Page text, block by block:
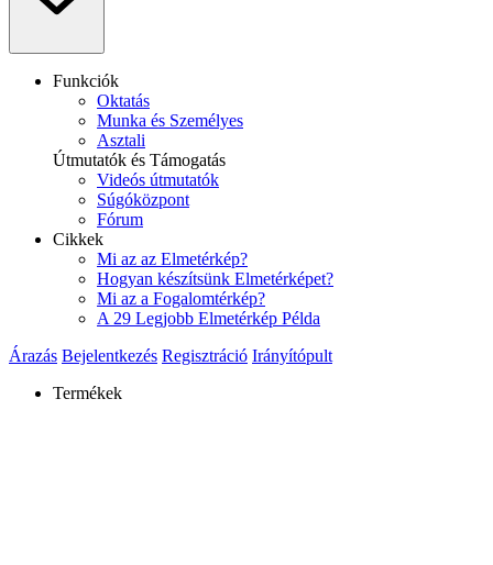
Funkciók
Oktatás
Munka és Személyes
Asztali
Útmutatók és Támogatás
Videós útmutatók
Súgóközpont
Fórum
Cikkek
Mi az az Elmetérkép?
Hogyan készítsünk Elmetérképet?
Mi az a Fogalomtérkép?
A 29 Legjobb Elmetérkép Példa
Árazás Bejelentkezés Regisztráció Irányítópult
Termékek